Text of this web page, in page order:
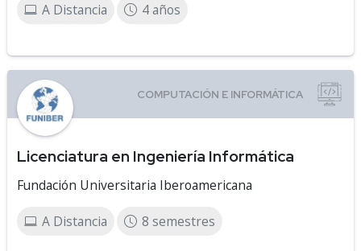
A Distancia 4 años
Licenciatura en Ingeniería Informática
Fundación Universitaria Iberoamericana
A Distancia 8 semestres